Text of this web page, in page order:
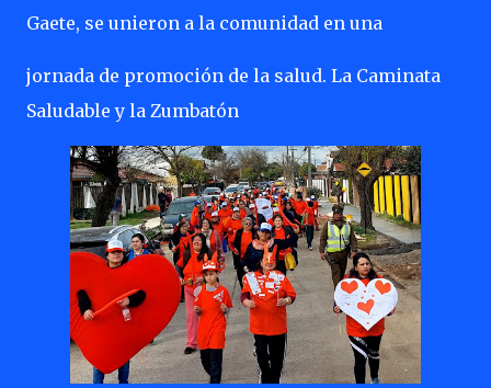
Gaete, se unieron a la comunidad en una
jornada de promoción de la salud. La Caminata
Saludable y la Zumbatón